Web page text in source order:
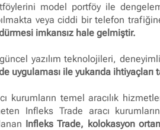
model portföy ile
veya ciddi bir telefon
imkansız hale gelmiştir.
yazılım teknolojileri,
uygulaması ile yukarıda ihtiyaçları
kurumların temel aracılık
Infleks Trade aracı
Infleks Trade, kolokasyon